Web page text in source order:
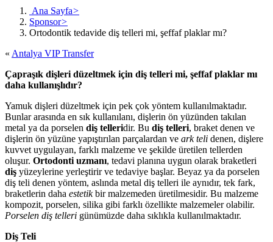
Ana Sayfa>
Sponsor>
Ortodontik tedavide diş telleri mi, şeffaf plaklar mı?
« Antalya VIP Transfer
Çapraşık dişleri düzeltmek için diş telleri mi, şeffaf plaklar mı
daha kullanışlıdır?
Yamuk dişleri düzeltmek için pek çok yöntem kullanılmaktadır.
Bunlar arasında en sık kullanılanı, dişlerin ön yüzünden takılan
metal ya da porselen diş telleridir. Bu diş telleri, braket denen ve
dişlerin ön yüzüne yapıştırılan parçalardan ve ark teli denen, dişlere
kuvvet uygulayan, farklı malzeme ve şekilde üretilen tellerden
oluşur. Ortodonti uzmanı, tedavi planına uygun olarak braketleri
diş yüzeylerine yerleştirir ve tedaviye başlar. Beyaz ya da porselen
diş teli denen yöntem, aslında metal diş telleri ile aynıdır, tek fark,
braketlerin daha estetikbir malzemeden üretilmesidir. Bu malzeme
kompozit, porselen, silika gibi farklı özellikte malzemeler olabilir.
Porselen diş telleri günümüzde daha sıklıkla kullanılmaktadır.
Diş Teli